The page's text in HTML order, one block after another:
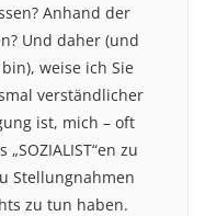
Anhand der
Und daher (und
weise ich Sie
verständlicher
ist, mich – oft
zu
Stellungnahmen
zu tun haben.